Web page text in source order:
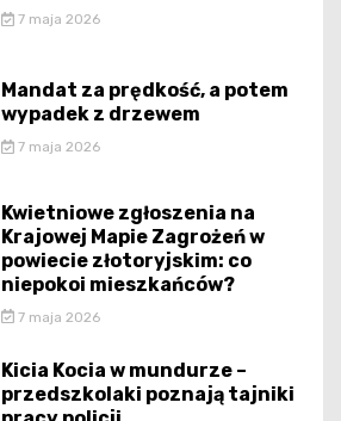
7 maja 2026
Mandat za prędkość, a potem
wypadek z drzewem
7 maja 2026
Kwietniowe zgłoszenia na
Krajowej Mapie Zagrożeń w
powiecie złotoryjskim: co
niepokoi mieszkańców?
7 maja 2026
Kicia Kocia w mundurze –
przedszkolaki poznają tajniki